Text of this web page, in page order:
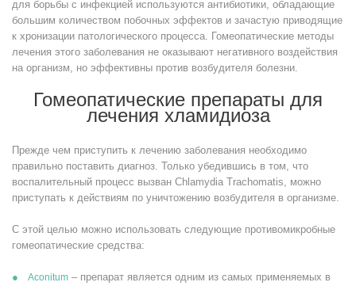
для борьбы с инфекцией используются антибиотики, обладающие
большим количеством побочных эффектов и зачастую приводящие
к хронизации патологического процесса. Гомеопатические методы
лечения этого заболевания не оказывают негативного воздействия
на организм, но эффективны против возбудителя болезни.
Гомеопатические препараты для
лечения хламидиоза
Прежде чем приступить к лечению заболевания необходимо
правильно поставить диагноз. Только убедившись в том, что
воспалительный процесс вызван Chlamydia Trachomatis, можно
приступать к действиям по уничтожению возбудителя в организме.
С этой целью можно использовать следующие противомикробные
гомеопатические средства:
Aconitum – препарат является одним из самых применяемых в